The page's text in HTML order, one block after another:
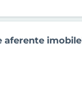
aferente